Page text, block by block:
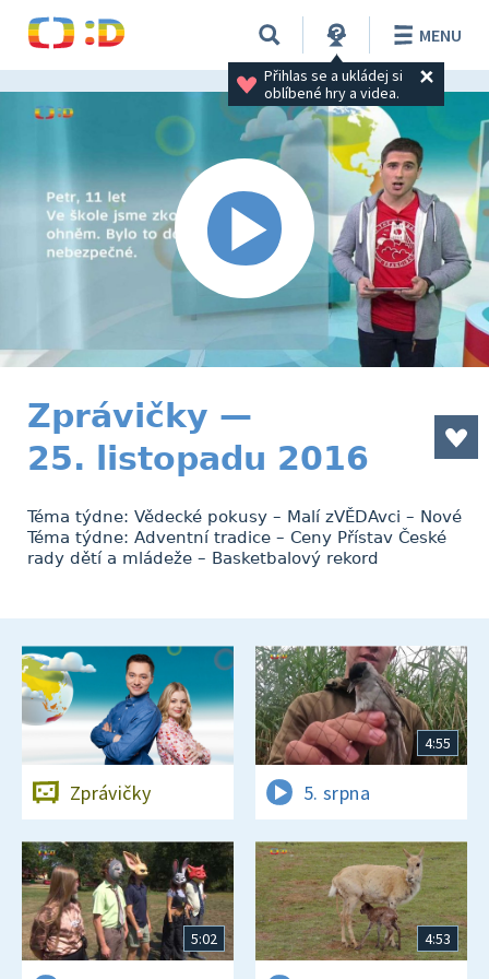
Přihlas se a ukládej si
oblíbené hry a videa.
MENU
Zprávičky —
25. listopadu 2016
Téma týdne: Vědecké pokusy – Malí zVĚDAvci – Nové
Téma týdne: Adventní tradice – Ceny Přístav České
rady dětí a mládeže – Basketbalový rekord
Zprávičky
4:55
5. srpna
5:02 4:53